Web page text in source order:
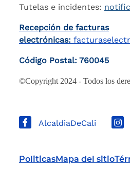
Tutelas e incidentes:
Recepción de facturas
electrónicas:
Código Postal: 760045
©Copyright 2024 - Todos los
AlcaldiaDeCali
PoliticasMapa del sitio